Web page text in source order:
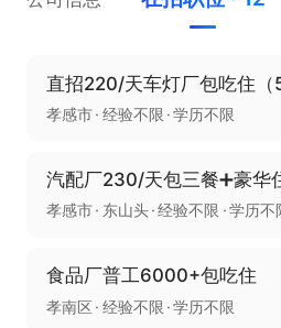
孝感市 经验不限 学历不限
汽配厂230/天包三餐➕豪华
孝感市 东山头 经验不限 学历不
食品厂普工6000+包吃住
孝南区 经验不限 学历不限